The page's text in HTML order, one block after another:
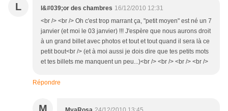
L l&#039;or des chambres 16/12/2010 12:31
<br /> <br /> Oh c'est trop marrant ça, "petit moyen" est né un 7
janvier (et moi le 03 janvier) !!! J'espère que nous aurons droit
à un grand billet avec photos et tout et tout quand il sera là ce
petit bout<br /> (et à moi aussi je dois dire que tes petits mots
et tes billets me manquent un peu...)<br /> <br /> <br /> <br />
Répondre
M